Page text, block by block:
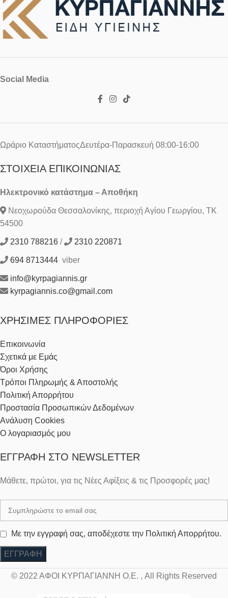
Social Media
Ωράριο ΚαταστήματοςΔευτέρα-Παρασκευή 08:00-16:00
ΣΤΟΙΧΕΊΑ ΕΠΙΚΟΙΝΩΝΊΑΣ
Ηλεκτρονικό κατάστημα – Αποθήκη
Νεοχωρούδα Θεσσαλονίκης, περιοχή Αγίου Γεωργίου, ΤΚ
54500
2310 788216 / 2310 220871
694 8713444 viber
info@kyrpagiannis.gr
kyrpagiannis.co@gmail.com
ΧΡΉΣΙΜΕΣ ΠΛΗΡΟΦΟΡΊΕΣ
Επικοινωνία
Σχετικά με Εμάς
Όροι Χρήσης
Τρόποι Πληρωμής & Αποστολής
Πολιτική Απορρήτου
Προστασία Προσωπικών Δεδομένων
Ανάλυση Cookies
Ο λογαριασμός μου
ΕΓΓΡΑΦΉ ΣΤΟ NEWSLETTER
Μάθετε, πρώτοι, για τις Νέες Αφίξεις & τις Προσφορές μας!
Με την εγγραφή σας, αποδέχεστε την Πολιτική Απορρήτου.
© 2022 ΑΦΟΙ ΚΥΡΠΑΓΙΑΝΝΗ Ο.Ε. , All Rights Reserved